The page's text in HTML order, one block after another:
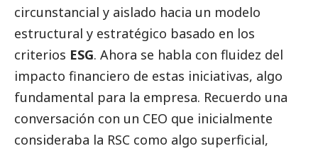
circunstancial y aislado hacia un modelo
estructural y estratégico basado en los
criterios ESG. Ahora se habla con fluidez del
impacto financiero de estas iniciativas, algo
fundamental para la empresa. Recuerdo una
conversación con un CEO que inicialmente
consideraba la RSC como algo superficial,